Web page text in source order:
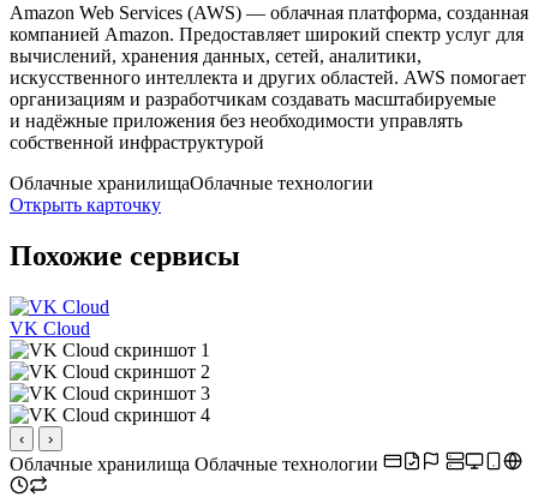
Amazon Web Services (AWS) — облачная платформа, созданная
компанией Amazon. Предоставляет широкий спектр услуг для
вычислений, хранения данных, сетей, аналитики,
искусственного интеллекта и других областей. AWS помогает
организациям и разработчикам создавать масштабируемые
и надёжные приложения без необходимости управлять
собственной инфраструктурой
Облачные хранилищаОблачные технологии
Открыть карточку
Похожие сервисы
VK Cloud
‹ ›
Облачные хранилища Облачные технологии